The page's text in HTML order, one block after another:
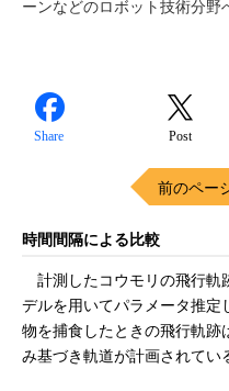
ーンなどのロボット技術分野
Share Post
前のペー
時間間隔による比較
計測したコウモリの飛行軌
デルを用いてパラメータ推定
物を捕食したときの飛行軌跡
み基づき軌道が計画されてい